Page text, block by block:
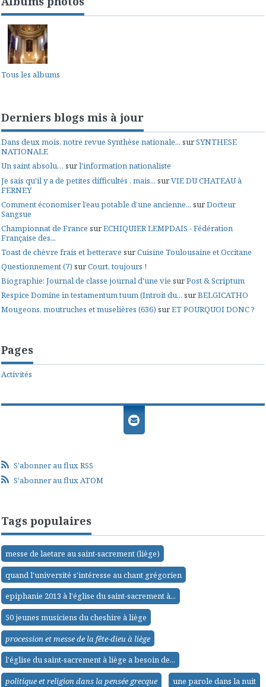
Tous les albums
Derniers blogs mis à jour
Dans deux mois, notre revue Synthèse nationale... surSYNTHESE
NATIONALE
Un saint absolu… surl'information nationaliste
Je sais qu'il y a de petites difficultés , mais... surVIE DU CHATEAU à
FERNEY
Comment économiser l’eau potable d’une ancienne... surDocteur
Sangsue
Championnat de France surECHIQUIER LEMPDAIS - Fédération
Française des...
Toast de chèvre frais et betterave surCuisine Toulousaine et Occitane
Questionnement (7) surCourt, toujours !
Biographie: Journal de classe journal d'une vie surPost & Scriptum
Respice Domine in testamentum tuum (Introit du... surBELGICATHO
Mougeons, moutruches et muselières (636) surET POURQUOI DONC ?
Pages
Activités
S'abonner au flux RSS
S'abonner au flux ATOM
Tags populaires
messe de laetare au saint-sacrement (liège)
quand l'université s'intéresse au chant grégorien
epiphanie 2013 à l'église du saint-sacrement à...
50 jeunes musiciens du cheshire à liège
procession et messe de la fête-dieu à liège
l'église du saint-sacrement à liège a besoin de...
politique et religion dans la pensée grecque
une parole dans la nuit